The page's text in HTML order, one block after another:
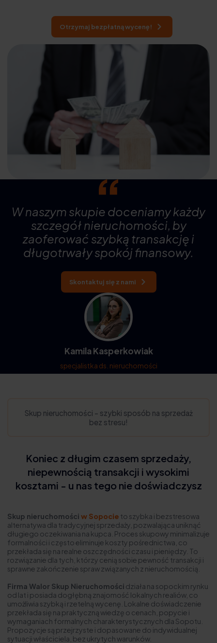
Otrzymaj bezpłatną wycenę!
W naszym skupie doceniamy każdy
szczegół nieruchomości, by
zaoferować szybką transakcję i
długotrwały spokój finansowy.
Skontaktuj się z nami
Kamila Kasperkowiak
specjalistka ds. nieruchomości
Koniec z długim czasem sprzedaży,
niepewnością transakcji i wysokimi
kosztami - u nas tego nie doświadczysz
Skup nieruchomości - szybki sposób na sprzedaż
bez stresu!
Skup nieruchomości w Sopocie to szybka i bezstresowa
alternatywa dla tradycyjnej sprzedaży, pozwalająca uniknąć
długiego oczekiwania na kupca. Proces skupowy minimalizuje
formalności i często eliminuje koszty pośrednictwa, co
przekłada się na realne oszczędności czasu i pieniędzy. To
rozwiązanie dla tych, którzy cenią sobie pewność transakcji i
sprawne zakończenie spraw związanych z nieruchomością.
Firma Walor Skup Nieruchomości działa na sopockim rynku
od lat i posiada dogłębną znajomość lokalnych realiów, co
umożliwia szybką i rzetelną wycenę. Lokalne doświadczenie
przekłada się na praktyczną wiedzę o cenach, popycie i
wymaganiach formalnych charakterystycznych dla Sopotu.
Propozycje są przejrzyste i dopasowane do indywidualnej
sytuacji właściciela, bez ukrytych warunków.